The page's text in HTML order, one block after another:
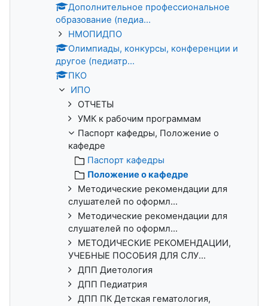
Дополнительное профессиональное
образование (педиа...
НМОПИДПО
Олимпиады, конкурсы, конференции и
другое (педиатр...
ПКО
ИПО
ОТЧЕТЫ
УМК к рабочим программам
Паспорт кафедры, Положение о
кафедре
Паспорт кафедры
Положение о кафедре
Методические рекомендации для
слушателей по оформл...
Методические рекомендации для
слушателей по оформл...
МЕТОДИЧЕСКИЕ РЕКОМЕНДАЦИИ,
УЧЕБНЫЕ ПОСОБИЯ ДЛЯ СЛУ...
ДПП Диетология
ДПП Педиатрия
ДПП ПК Детская гематология,